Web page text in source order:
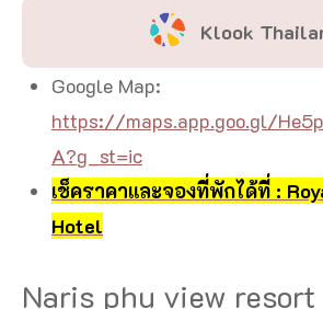
Klook
Google Map:
https://maps.app.goo.gl/
A?g_st=ic
เช็คราคาและจองที่พักได้ที่ :
Hotel
Naris phu view resort